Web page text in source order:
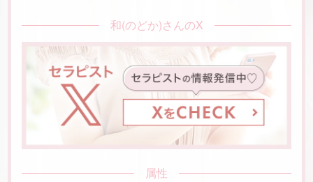
和(のどか)さんのX
属性